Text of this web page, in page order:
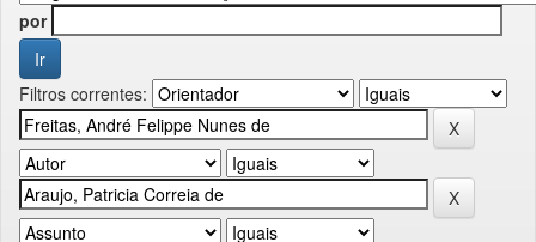
por
Filtros correntes: